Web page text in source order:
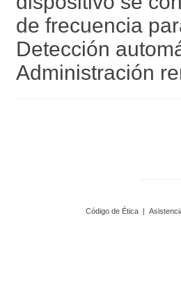
de frecuencia
Detección
Administración
Código de Ética |